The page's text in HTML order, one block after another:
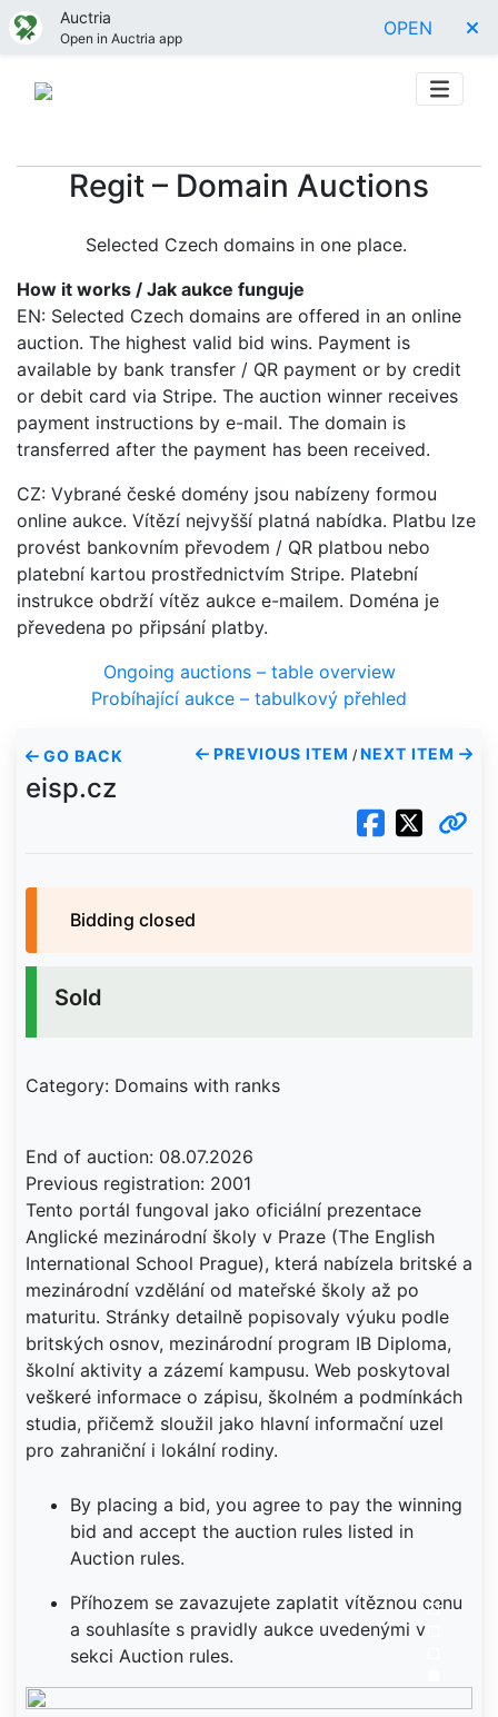
Auctria
Open in Auctria app OPEN
Regit – Domain Auctions
Selected Czech domains in one place.
How it works / Jak aukce funguje
EN: Selected Czech domains are offered in an online
auction. The highest valid bid wins. Payment is
available by bank transfer / QR payment or by credit
or debit card via Stripe. The auction winner receives
payment instructions by e-mail. The domain is
transferred after the payment has been received.
CZ: Vybrané české domény jsou nabízeny formou
online aukce. Vítězí nejvyšší platná nabídka. Platbu lze
provést bankovním převodem / QR platbou nebo
platební kartou prostřednictvím Stripe. Platební
instrukce obdrží vítěz aukce e-mailem. Doména je
převedena po připsání platby.
Ongoing auctions – table overview
Probíhající aukce – tabulkový přehled
GO BACK PREVIOUS ITEM / NEXT ITEM
eisp.cz
Bidding closed
Sold
Category: Domains with ranks
End of auction: 08.07.2026
Previous registration: 2001
Tento portál fungoval jako oficiální prezentace
Anglické mezinárodní školy v Praze (The English
International School Prague), která nabízela britské a
mezinárodní vzdělání od mateřské školy až po
maturitu. Stránky detailně popisovaly výuku podle
britských osnov, mezinárodní program IB Diploma,
školní aktivity a zázemí kampusu. Web poskytoval
veškeré informace o zápisu, školném a podmínkách
studia, přičemž sloužil jako hlavní informační uzel
pro zahraniční i lokální rodiny.
By placing a bid, you agree to pay the winning
bid and accept the auction rules listed in
Auction rules.
Příhozem se zavazujete zaplatit vítěznou cenu
a souhlasíte s pravidly aukce uvedenými v
sekci Auction rules.